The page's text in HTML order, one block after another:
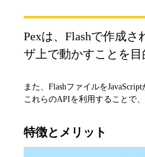
Pexは、Flashで作成
ザ上で動かすことを
また、Flashファイルを
これらのAPIを利用することで
特徴とメリット